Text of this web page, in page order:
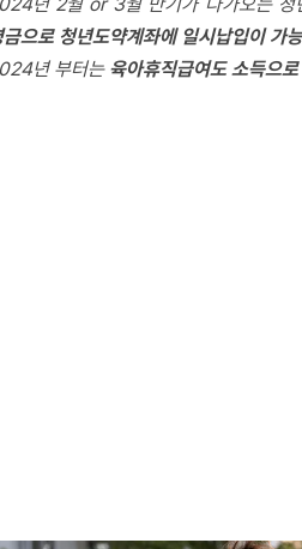
년 2월 or 3월 만기가 다가오는 청
으로 청년도약계좌에 일시납입이 가능
년 부터는 육아휴직급여도 소득으